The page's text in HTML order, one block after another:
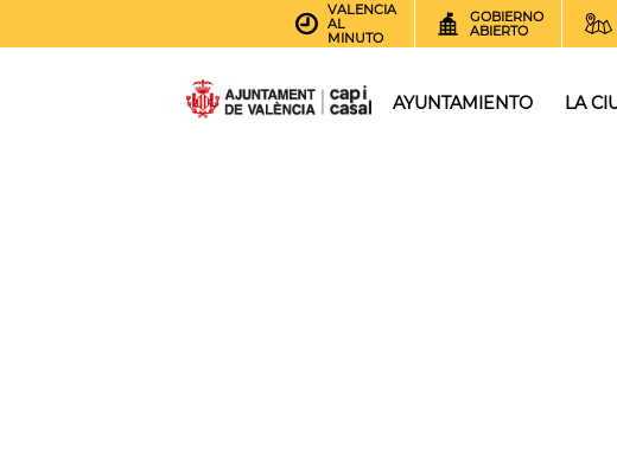
VALENCIA
AL
MINUTO
GOBIERNO
ABIERTO
AYUNTAMIENTO LA